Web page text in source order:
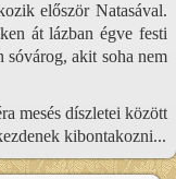
először Natasával.
át lázban égve festi
sóvárog, akit soha nem
mesés díszletei között
kibontakozni...